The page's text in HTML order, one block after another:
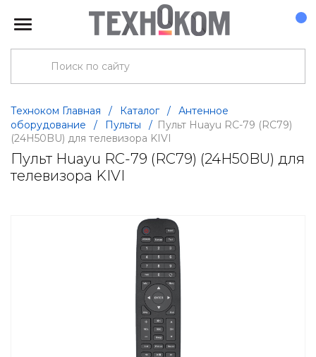
Техноком Главная / Каталог /
Антенное
оборудование
/ Пульты / Пульт Huayu RC-79 (RC79)
(24H50BU) для телевизора KIVI
Пульт Huayu RC-79 (RC79) (24H50BU) для
телевизора KIVI